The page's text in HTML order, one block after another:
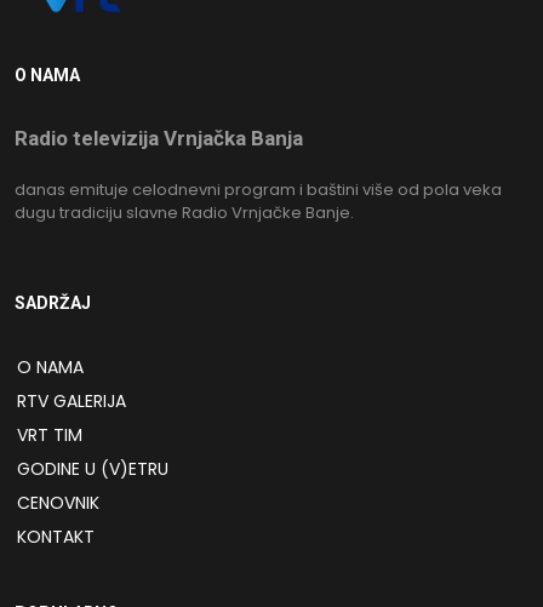
O NAMA
Radio televizija Vrnjačka Banja
danas emituje celodnevni program i baštini više od pola veka
dugu tradiciju slavne Radio Vrnjačke Banje.
SADRŽAJ
O NAMA
RTV GALERIJA
VRT TIM
GODINE U (V)ETRU
CENOVNIK
KONTAKT